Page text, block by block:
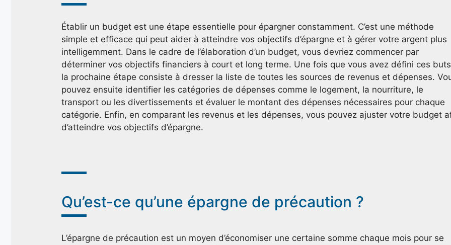
Établir un budget est une étape essentielle pour épargner constamment. C’est une méthode
simple et efficace qui peut aider à atteindre vos objectifs d’épargne et à gérer votre argent plus
intelligemment. Dans le cadre de l’élaboration d’un budget, vous devriez commencer par
déterminer vos objectifs financiers à court et long terme. Une fois que vous avez défini ces
la prochaine étape consiste à dresser la liste de toutes les sources de revenus et dépenses.
pouvez ensuite identifier les catégories de dépenses comme le logement, la nourriture, le
transport ou les divertissements et évaluer le montant des dépenses nécessaires pour chaque
catégorie. Enfin, en comparant les revenus et les dépenses, vous pouvez ajuster votre budget
d’atteindre vos objectifs d’épargne.
Qu’est-ce qu’une épargne de précaution ?
L’épargne de précaution est un moyen d’économiser une certaine somme chaque mois pour se